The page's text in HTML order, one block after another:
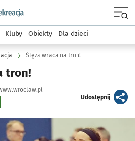
podserwis: Sport i rekreacja
Kluby Obiekty Dla dzieci
Ślęza wraca na tron!
tron!
Udostępnijartykuł